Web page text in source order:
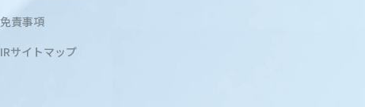
免責事項
IRサイトマップ